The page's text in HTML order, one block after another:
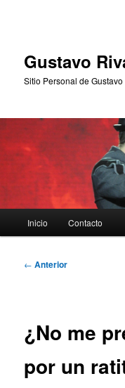
Gustavo
Sitio Personal de
principal
Inicio Contacto
Navegación
← Anterior
¿No me
por un